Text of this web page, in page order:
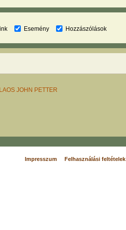
Esemény Hozzászólások
LAOS JOHN PETTER
Impresszum Felhasználási feltételek